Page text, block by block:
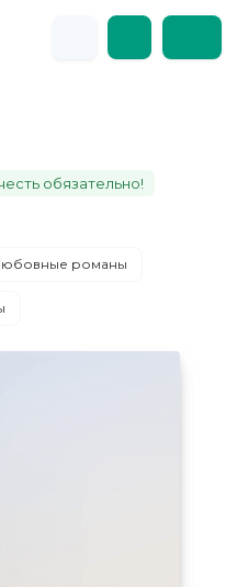
обязательно!
романы